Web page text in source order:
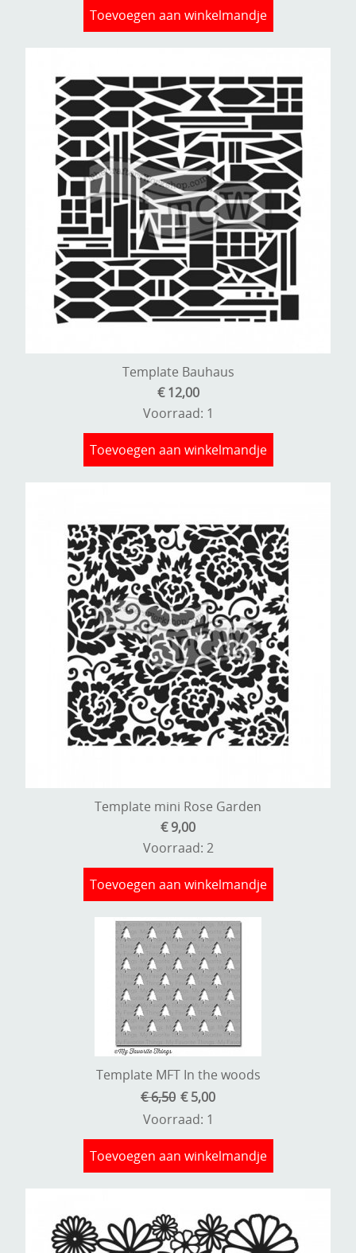
Toevoegen aan winkelmandje
Template Bauhaus
€ 12,00
Voorraad: 1
Toevoegen aan winkelmandje
Template mini Rose Garden
€ 9,00
Voorraad: 2
Toevoegen aan winkelmandje
Template MFT In the woods
€ 6,50 € 5,00
Voorraad: 1
Toevoegen aan winkelmandje